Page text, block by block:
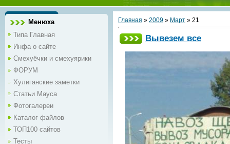
Менюха
Типа Главная
Инфа о сайте
Смехуёчки и смехуярики
ФОРУМ
Хулиганские заметки
Статьи Мауса
Фотогалереи
Каталог файлов
ТОП100 сайтов
Тесты
Главная » 2009 » Март » 21
Вывезем все